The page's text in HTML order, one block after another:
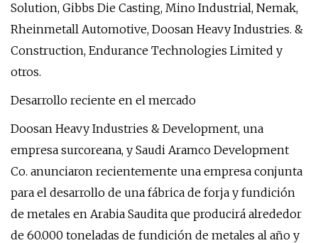
Solution, Gibbs Die Casting, Mino Industrial, Nemak,
Rheinmetall Automotive, Doosan Heavy Industries. &
Construction, Endurance Technologies Limited y
otros.
Desarrollo reciente en el mercado
Doosan Heavy Industries & Development, una
empresa surcoreana, y Saudi Aramco Development
Co. anunciaron recientemente una empresa conjunta
para el desarrollo de una fábrica de forja y fundición
de metales en Arabia Saudita que producirá alrededor
de 60.000 toneladas de fundición de metales al año y